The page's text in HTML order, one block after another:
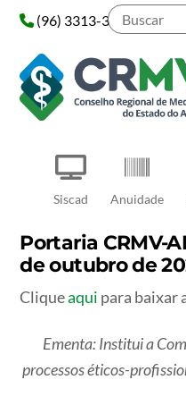
Skip
content
Siscad Anuidade
(96) 3313-3313
Pesquisar
Portaria CRMV-
de outubro de
Cliqueaqui para baixar
Ementa: Institui a
processos éticos-